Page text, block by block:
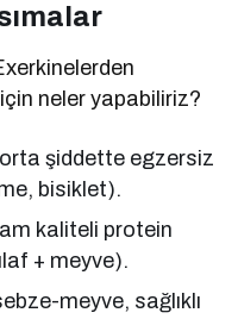
neler yapabiliriz?
şiddette egzersiz
bisiklet).
kaliteli protein
+ meyve).
meyve, sağlıklı